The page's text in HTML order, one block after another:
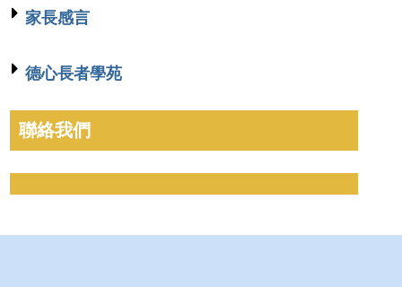
家長感言
德心長者學苑
聯絡我們